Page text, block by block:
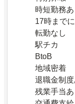
時短勤務あ
17時まで
転勤なし
駅チカ
BtoB
地域密着
退職金制度
残業手当あ